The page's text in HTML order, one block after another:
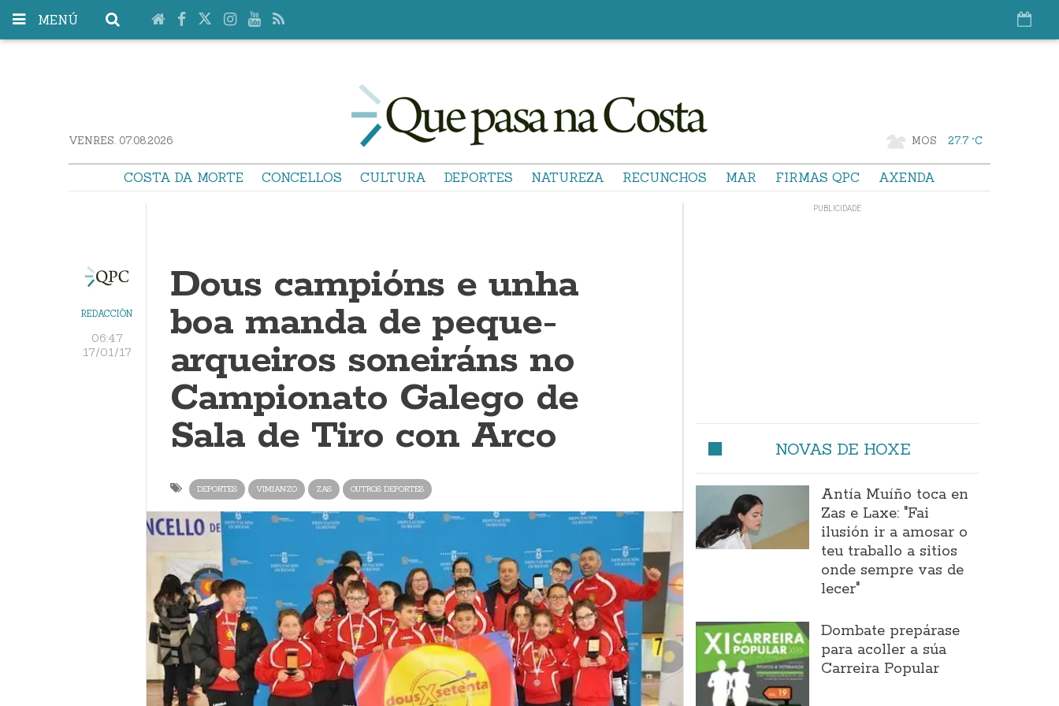
MENÚ
VENRES. 07.08.2026 MOS 27.7 °C
COSTA DA MORTE CONCELLOS CULTURA DEPORTES NATUREZA RECUNCHOS MAR FIRMAS QPC AXENDA
REDACCIÓN
06:47
17/01/17
Dous campións e unha
boa manda de peque-
arqueiros soneiráns no
Campionato Galego de
Sala de Tiro con Arco
DEPORTES VIMIANZO ZAS OUTROS DEPORTES
NOVAS DE HOXE
Antía Muíño toca en
Zas e Laxe: "Fai
ilusión ir a amosar o
teu traballo a sitios
onde sempre vas de
lecer"
Dombate prepárase
para acoller a súa
Carreira Popular